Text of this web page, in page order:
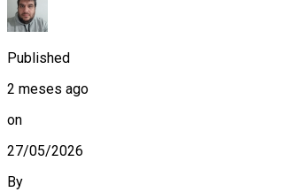
Published
2 meses ago
on
27/05/2026
By